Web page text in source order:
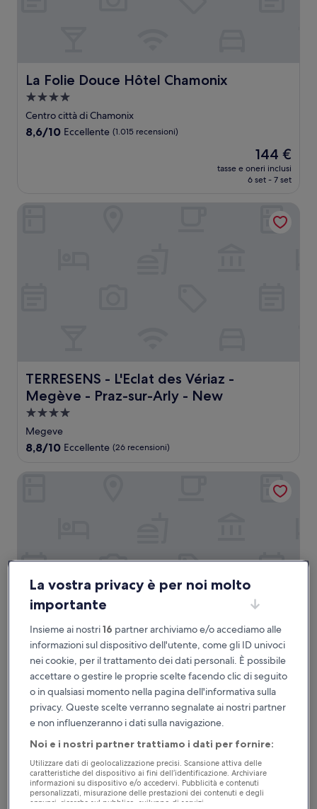
La Folie Douce Hôtel Chamonix
La Folie Douce Hôtel Chamonix
Struttura
a
4.0
Centro città di Chamonix
8.6
8,6/10 Eccellente (1.015 recensioni)
Il
prezzo
attuale
144 €
144 €
tasse e oneri inclusi
6 set - 7 set
TERRESENS - L'Eclat des Vériaz -
Megève - Praz-sur-Arly - New
TERRESENS - L'Eclat des Vériaz - Megève - Praz-sur-Arly
Struttura
a
4.0
Megeve
8.8
10,
8,8/10 Eccellente (26 recensioni)
TERRESENS - L'Eclat des Vériaz - Megève - Praz-sur-Arly -
Le M de Megève
Le M de Megève
Struttura
a
5.0
stelle
Megeve
9.2
su
10,
(58
recensioni)
9,2/10 Meraviglioso (58 recensioni)
attuale
è
276 €
23 ago - 24 ago
Hôtel l'Arboisie
La vostra privacy è per noi molto
importante
Insieme ai nostri16 partner archiviamo e/o accediamo alle
informazioni sul dispositivo dell'utente, come gli ID univoci
nei cookie, per il trattamento dei dati personali. È possibile
accettare o gestire le proprie scelte facendo clic di seguito
o in qualsiasi momento nella pagina dell'informativa sulla
privacy. Queste scelte verranno segnalate ai nostri partner
e non influenzeranno i dati sulla navigazione.
Noi e i nostri partner trattiamo i dati per fornire:
Utilizzare dati di geolocalizzazione precisi. Scansione attiva delle
caratteristiche del dispositivo ai fini dell’identificazione. Archiviare
informazioni su dispositivo e/o accedervi. Pubblicità e contenuti
personalizzati, misurazione delle prestazioni dei contenuti e degli
annunci, ricerche sul pubblico, sviluppo di servizi.